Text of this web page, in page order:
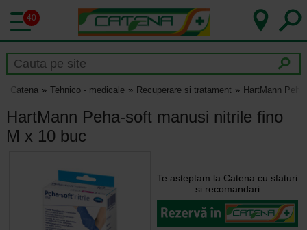
40
Catena Tehnico - medicale Recuperare si tratament HartMann
HartMann Peha-soft manusi nitrile fino
M x 10 buc
Te asteptam la Catena cu sfaturi
si recomandari